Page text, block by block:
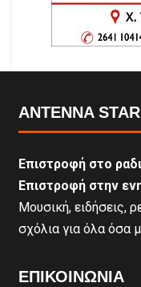
ANTENNA STAR
Επιστροφή στο
Επιστροφή στην
Μουσική, ειδήσεις,
σχόλια για όλα όσα
ΕΠΙΚΟΙΝΩΝΊΑ